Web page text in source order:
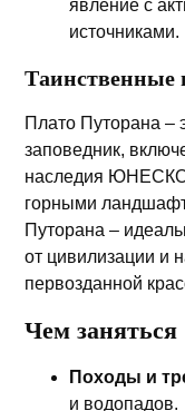
явление с
источниками.
Таинственные
Плато Путорана –
заповедник,
наследия
горными
Путорана –
от цивилизации и
первозданной
Чем заняться
Походы и
и водопадов.